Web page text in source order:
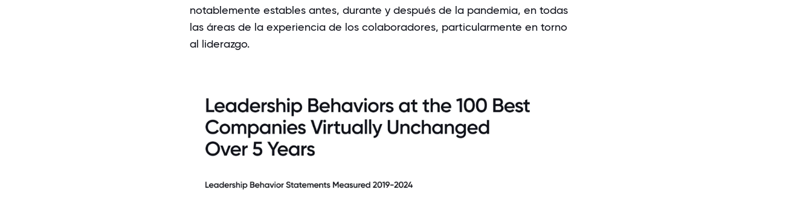
notablemente estables antes, durante y después de la pandemia, en todas
las áreas de la experiencia de los colaboradores, particularmente en torno
al liderazgo.